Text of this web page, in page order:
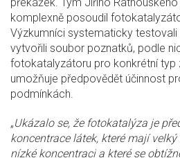
komplexně posoudil
Výzkumníci systematicky testovali
vytvořili soubor poznatků, podle
fotokatalyzátoru pro konkrétní typ
umožňuje předpovědět účinnost
podmínkách.
„Ukázalo se, že fotokatalýza je
koncentrace látek, které mají
nízké koncentraci a které se